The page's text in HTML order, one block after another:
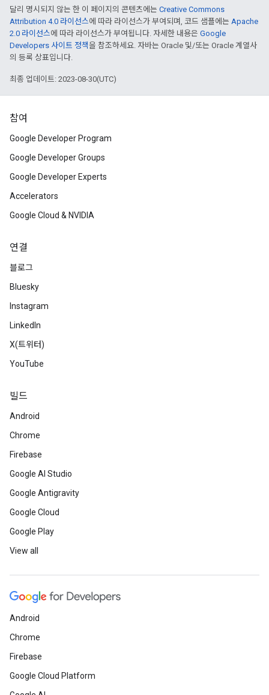
달리 명시되지 않는 한 이 페이지의 콘텐츠에는 Creative Commons
Attribution 4.0 라이선스에 따라 라이선스가 부여되며, 코드 샘플에는 Apache
2.0 라이선스에 따라 라이선스가 부여됩니다. 자세한 내용은 Google
Developers 사이트 정책을 참조하세요. 자바는 Oracle 및/또는 Oracle 계열사
의 등록 상표입니다.
최종 업데이트: 2023-08-30(UTC)
참여
Google Developer Program
Google Developer Groups
Google Developer Experts
Accelerators
Google Cloud & NVIDIA
연결
블로그
Bluesky
Instagram
LinkedIn
X(트위터)
YouTube
빌드
Android
Chrome
Firebase
Google AI Studio
Google Antigravity
Google Cloud
Google Play
View all
Android
Chrome
Firebase
Google Cloud Platform